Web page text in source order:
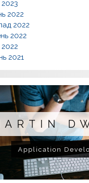
2023
2022
2022
2022
2021
Application